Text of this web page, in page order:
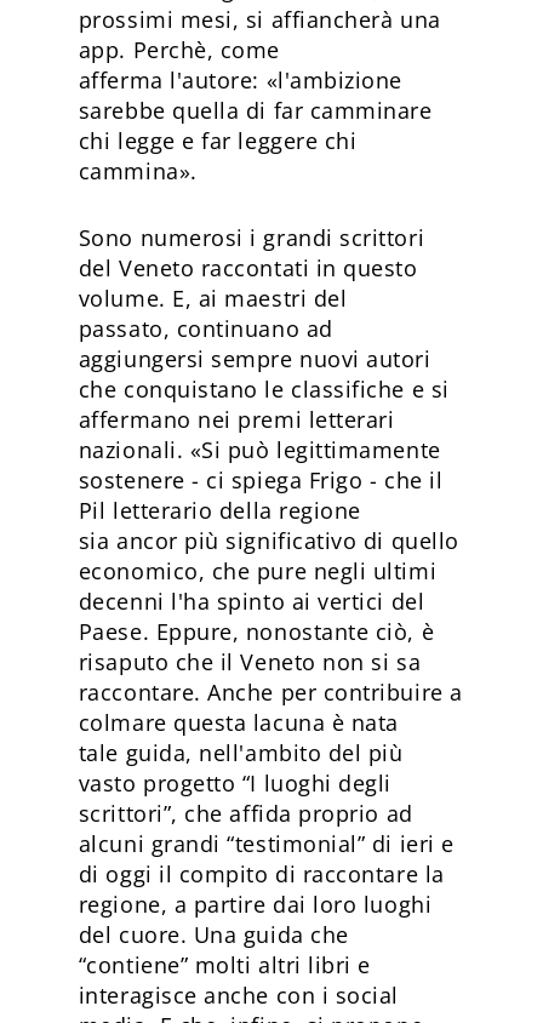
prossimi mesi, si affiancherà una
app. Perchè, come
afferma l'autore: «l'ambizione
sarebbe quella di far camminare
chi legge e far leggere chi
cammina».
Sono numerosi i grandi scrittori
del Veneto raccontati in questo
volume. E, ai maestri del
passato, continuano ad
aggiungersi sempre nuovi autori
che conquistano le classifiche e si
affermano nei premi letterari
nazionali. «Si può legittimamente
sostenere - ci spiega Frigo - che il
Pil letterario della regione
sia ancor più significativo di quello
economico, che pure negli ultimi
decenni l'ha spinto ai vertici del
Paese. Eppure, nonostante ciò, è
risaputo che il Veneto non si sa
raccontare. Anche per contribuire a
colmare questa lacuna è nata
tale guida, nell'ambito del più
vasto progetto “I luoghi degli
scrittori”, che affida proprio ad
alcuni grandi “testimonial” di ieri e
di oggi il compito di raccontare la
regione, a partire dai loro luoghi
del cuore. Una guida che
“contiene” molti altri libri e
interagisce anche con i social